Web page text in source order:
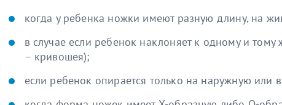
когда у ребенка ножки имеют разную длину, на
в случае если ребенок наклоняет к одному и тому
– кривошея);
если ребенок опирается только на наружную или